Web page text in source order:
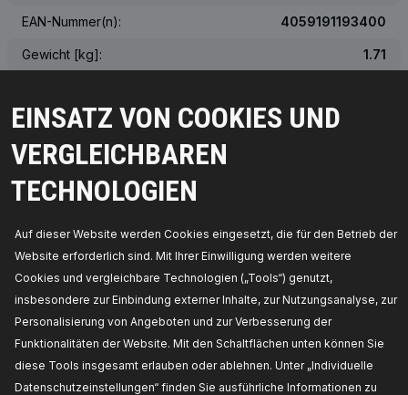
EINSATZ VON COOKIES UND
VERGLEICHBAREN
TECHNOLOGIEN
Auf dieser Website werden Cookies eingesetzt, die für den Betrieb der
Website erforderlich sind. Mit Ihrer Einwilligung werden weitere
Cookies und vergleichbare Technologien („Tools“) genutzt,
insbesondere zur Einbindung externer Inhalte, zur Nutzungsanalyse, zur
Personalisierung von Angeboten und zur Verbesserung der
Funktionalitäten der Website. Mit den Schaltflächen unten können Sie
diese Tools insgesamt erlauben oder ablehnen. Unter „Individuelle
Datenschutzeinstellungen“ finden Sie ausführliche Informationen zu
EAN-Nummer(n): 4059191193400
Gewicht [kg]: 1.71
abweichen
ÜBER DIE OEM-NUMMER